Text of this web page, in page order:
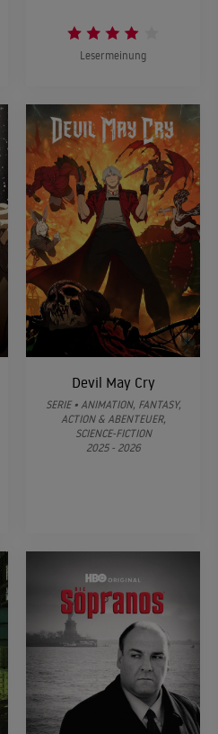
Lesermeinung
Devil May Cry
SERIE • ANIMATION, FANTASY,
ACTION & ABENTEUER,
SCIENCE-FICTION
2025 - 2026